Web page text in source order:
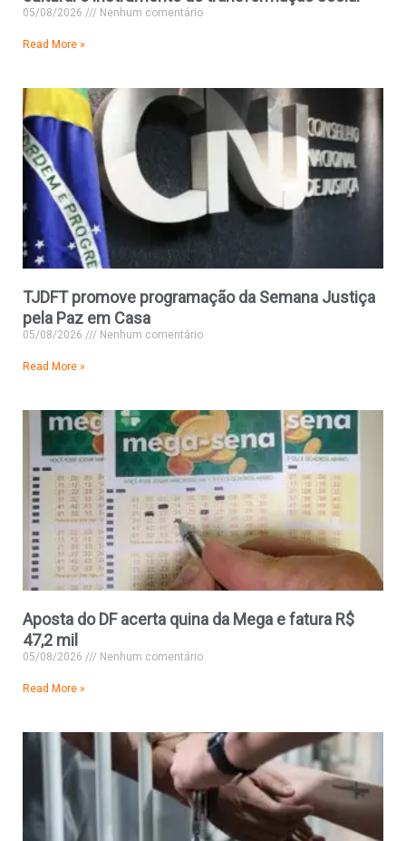
05/08/2026 Nenhum comentário
Read More »
TJDFT promove programação da Semana Justiça
pela Paz em Casa
05/08/2026 Nenhum comentário
Read More »
Aposta do DF acerta quina da Mega e fatura R$
47,2 mil
05/08/2026 Nenhum comentário
Read More »